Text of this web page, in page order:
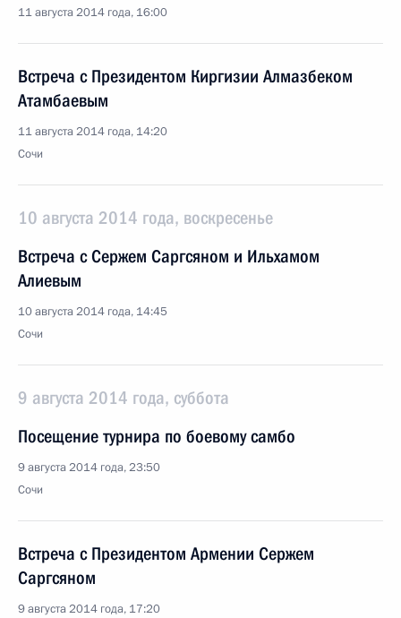
11 августа 2014 года, 16:00
Встреча с Президентом Киргизии Алмазбеком
Атамбаевым
11 августа 2014 года, 14:20
Сочи
10 августа 2014 года, воскресенье
Встреча с Сержем Саргсяном и Ильхамом
Алиевым
10 августа 2014 года, 14:45
Сочи
9 августа 2014 года, суббота
Посещение турнира по боевому самбо
9 августа 2014 года, 23:50
Сочи
Встреча с Президентом Армении Сержем
Саргсяном
9 августа 2014 года, 17:20